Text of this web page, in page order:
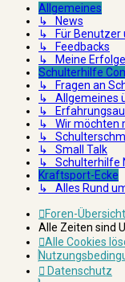
Allgemeines
↳ News
↳ Für Benutzer
↳ Feedbacks
↳ Meine Erfolge
Schulterhilfe
↳ Fragen an
↳ Allgemeines
↳
↳ Wir möchten
↳
↳ Small Talk
↳ Schulterhilfe
Kraftsport-Ecke
↳ Alles Rund
Foren-Übersicht
Alle Zeiten sind
Alle Cookies
Datenschutz